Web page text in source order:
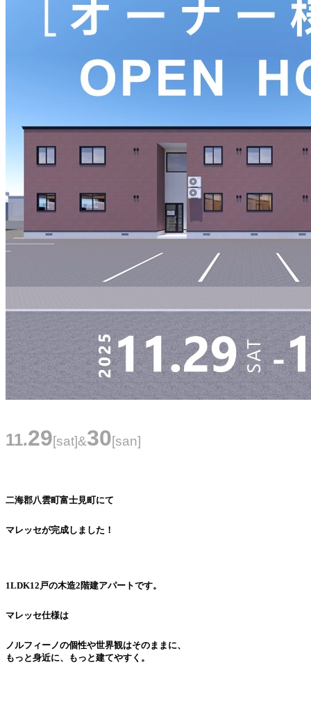
11.29[sat]&30[san]
二海郡八雲町富士見町にて
マレッセが完成しました！
1LDK12戸の木造2階建アパートです。
マレッセ仕様は
ノルフィーノの個性や世界観はそのままに、
もっと身近に、もっと建てやすく。